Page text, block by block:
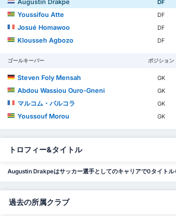
Augustin Drakpe
DF
Youssifou Atte
DF
Josué Homawoo
DF
Klousseh Agbozo
DF
ゴールキーパー ポジション
Steven Foly Mensah GK
Abdou Wassiou Ouro-Gneni
GK
マルコム・バルコラ
GK
Youssouf Morou
GK
トロフィー&タイトル
Augustin Drakpeはサッカー選手としてのキャリアで0タイトル
過去の所属クラブ